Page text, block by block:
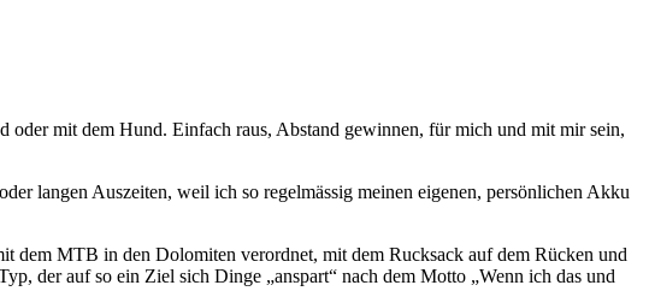
mit dem Hund. Einfach raus, Abstand gewinnen, für mich und mit mir sein,
langen Auszeiten, weil ich so regelmässig meinen eigenen, persönlichen Akku
dem MTB in den Dolomiten verordnet, mit dem Rucksack auf dem Rücken und
der auf so ein Ziel sich Dinge „anspart“ nach dem Motto „Wenn ich das und